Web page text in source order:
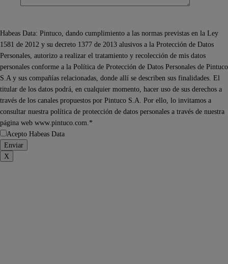
Habeas Data: Pintuco, dando cumplimiento a las normas previstas en la Ley
1581 de 2012 y su decreto 1377 de 2013 alusivos a la Protección de Datos
Personales, autorizo a realizar el tratamiento y recolección de mis datos
personales conforme a la Política de Protección de Datos Personales de Pintuco
S.A y sus compañías relacionadas, donde allí se describen sus finalidades. El
titular de los datos podrá, en cualquier momento, hacer uso de sus derechos a
través de los canales propuestos por Pintuco S.A. Por ello, lo invitamos a
consultar nuestra política de protección de datos personales a través de nuestra
página web www.pintuco.com.*
Acepto Habeas Data
X